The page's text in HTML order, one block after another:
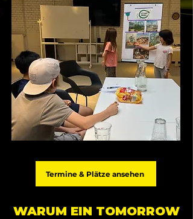
Termine & Plätze ansehen
WARUM EIN TOMORROW